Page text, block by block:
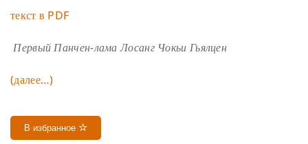
текст в PDF
Первый Панчен-лама Лосанг Чокьи Гьялцен
(далее…)
В избранное